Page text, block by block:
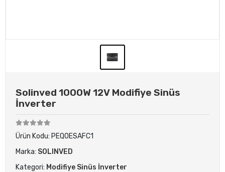
Solinved 1000W 12V Modifiye Sinüs
İnverter
Ürün Kodu: PEQOESAFC1
Marka: SOLINVED
Kategori: Modifiye Sinüs İnverter